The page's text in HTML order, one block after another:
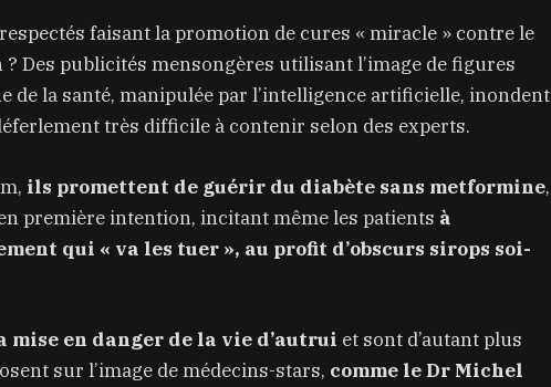
faisant la promotion de cures « miracle » contre le
? Des publicités mensongères utilisant l’image de figures
de la santé, manipulée par l’intelligence artificielle, inondent
très difficile à contenir selon des experts.
ils promettent de guérir du diabète sans metformine,
première intention, incitant même les patients à
qui « va les tuer », au profit d’obscurs sirops soi-
mise en danger de la vie d’autrui et sont d’autant plus
sur l’image de médecins-stars, comme le Dr Michel